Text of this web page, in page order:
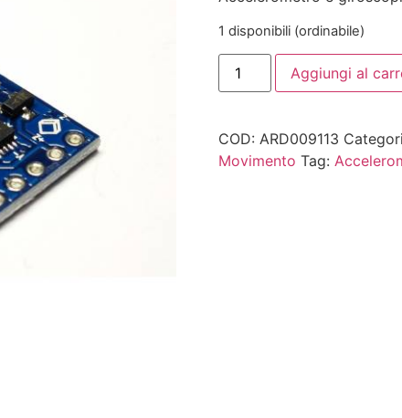
1 disponibili (ordinabile)
Aggiungi al
COD: ARD009113
Movimento Tag: